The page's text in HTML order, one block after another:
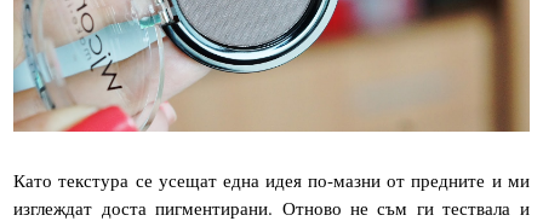
Като текстура се усещат една идея по-мазни от предните и ми
изглеждат доста пигментирани. Отново не съм ги тествала и